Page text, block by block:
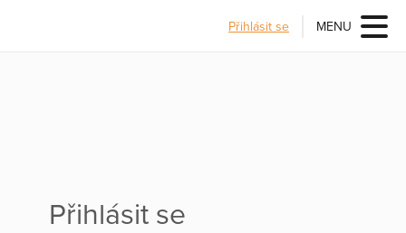
Přihlásit se MENU
Přihlásit se